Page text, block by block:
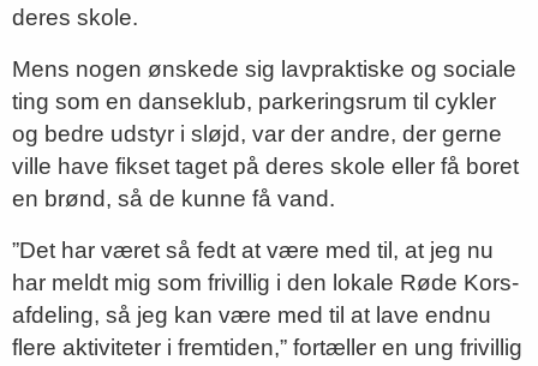
deres skole.
Mens nogen ønskede sig lavpraktiske og sociale
ting som en danseklub, parkeringsrum til cykler
og bedre udstyr i sløjd, var der andre, der gerne
ville have fikset taget på deres skole eller få boret
en brønd, så de kunne få vand.
”Det har været så fedt at være med til, at jeg nu
har meldt mig som frivillig i den lokale Røde Kors-
afdeling, så jeg kan være med til at lave endnu
flere aktiviteter i fremtiden,” fortæller en ung frivillig